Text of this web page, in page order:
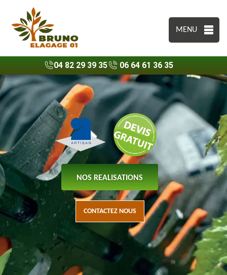
MENU
04 82 29 39 35 06 64 61 36 35
NOS REALISATIONS
CONTACTEZ NOUS